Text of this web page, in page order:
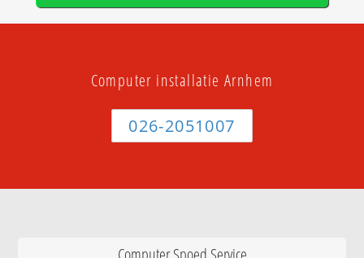
Computer installatie Arnhem
026-2051007